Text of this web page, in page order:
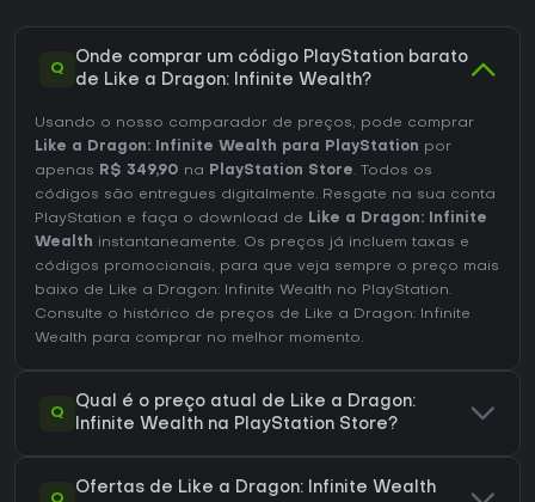
Q
Onde comprar um código PlayStation barato
de Like a Dragon: Infinite Wealth?
Usando o nosso comparador de preços, pode comprar
Like a Dragon: Infinite Wealth para PlayStation por
apenas R$ 349,90 na PlayStation Store. Todos os
códigos são entregues digitalmente. Resgate na sua conta
PlayStation e faça o download de Like a Dragon: Infinite
Wealth instantaneamente. Os preços já incluem taxas e
códigos promocionais, para que veja sempre o preço mais
baixo de Like a Dragon: Infinite Wealth no PlayStation.
Consulte o histórico de preços de Like a Dragon: Infinite
Wealth para comprar no melhor momento.
Q
Qual é o preço atual de Like a Dragon:
Infinite Wealth na PlayStation Store?
Ofertas de Like a Dragon: Infinite Wealth